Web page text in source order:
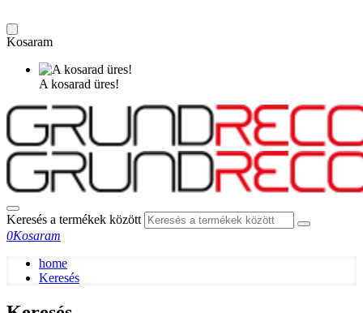
Kosaram
A kosarad üres!
Keresés a termékek között
0Kosaram
home
Keresés